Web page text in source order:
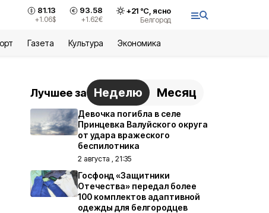
81.13
+1.06$
93.58
+1.62€
+21°С, ясно
Белгород
Газета Культура Экономика
Лучшее за Неделю Месяц
Девочка погибла в селе
Принцевка Валуйского округа
от удара вражеского
беспилотника
2 августа , 21:35
Госфонд «Защитники
Отечества» передал более
100 комплектов адаптивной
одежды для белгородцев